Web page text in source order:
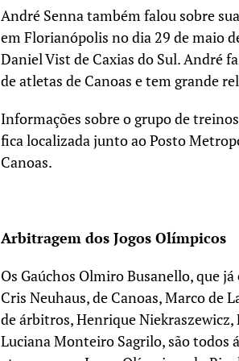
André Senna também falou sobre
em Florianópolis no dia 29 de maio
Daniel Vist de Caxias do Sul. André
de atletas de Canoas e tem grande
Informações sobre o grupo de
fica localizada junto ao Posto
Canoas.
Arbitragem dos Jogos Olímpicos
Os Gaúchos Olmiro Busanello, que
Cris Neuhaus, de Canoas, Marco de
de árbitros, Henrique
Luciana Monteiro Sagrilo, são